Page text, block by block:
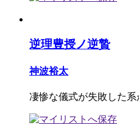
逆理豊授ノ逆贄
神波裕太
凄惨な儀式が失敗した